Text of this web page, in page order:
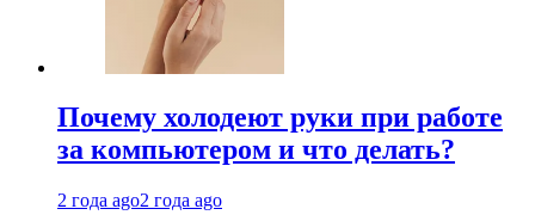
Почему холодеют руки при работе
за компьютером и что делать?
2 года ago2 года ago